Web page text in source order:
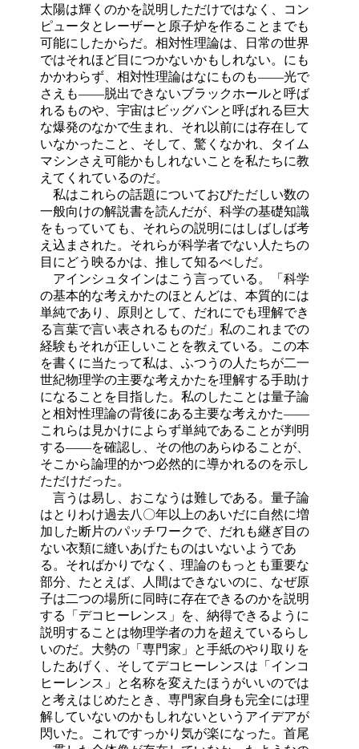
太陽は輝くのかを説明しただけではなく、コン
ピュータとレーザーと原子炉を作ることまでも
可能にしたからだ。相対性理論は、日常の世界
ではそれほど目につかないかもしれない。にも
かかわらず、相対性理論はなにものも――光で
さえも――脱出できないブラックホールと呼ば
れるものや、宇宙はビッグバンと呼ばれる巨大
な爆発のなかで生まれ、それ以前には存在して
いなかったこと、そして、驚くなかれ、タイム
マシンさえ可能かもしれないことを私たちに教
えてくれているのだ。
私はこれらの話題についておびただしい数の
一般向けの解説書を読んだが、科学の基礎知識
をもっていても、それらの説明にはしばしば考
え込まされた。それらが科学者でない人たちの
目にどう映るかは、推して知るべしだ。
アインシュタインはこう言っている。「科学
の基本的な考えかたのほとんどは、本質的には
単純であり、原則として、だれにでも理解でき
る言葉で言い表されるものだ」私のこれまでの
経験もそれが正しいことを教えている。この本
を書くに当たって私は、ふつうの人たちが二一
世紀物理学の主要な考えかたを理解する手助け
になることを目指した。私のしたことは量子論
と相対性理論の背後にある主要な考えかた――
これらは見かけによらず単純であることが判明
する――を確認し、その他のあらゆることが、
そこから論理的かつ必然的に導かれるのを示し
ただけだった。
言うは易し、おこなうは難しである。量子論
はとりわけ過去八〇年以上のあいだに自然に増
加した断片のパッチワークで、だれも継ぎ目の
ない衣類に縫いあげたものはいないようであ
る。そればかりでなく、理論のもっとも重要な
部分、たとえば、人間はできないのに、なぜ原
子は二つの場所に同時に存在できるのかを説明
する「デコヒーレンス」を、納得できるように
説明することは物理学者の力を超えているらし
いのだ。大勢の「専門家」と手紙のやり取りを
したあげく、そしてデコヒーレンスは「インコ
ヒーレンス」と名称を変えたほうがいいのでは
と考えはじめたとき、専門家自身も完全には理
解していないのかもしれないというアイデアが
閃いた。これですっかり気が楽になった。首尾